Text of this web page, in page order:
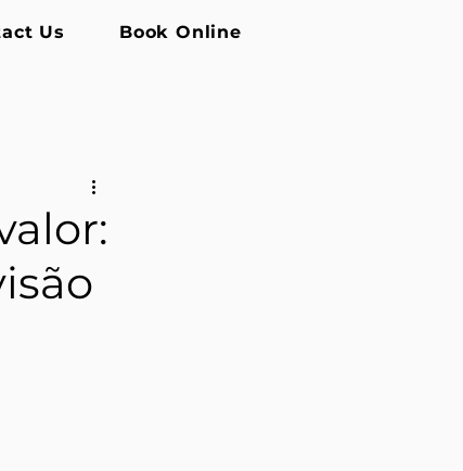
Us Book Online